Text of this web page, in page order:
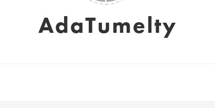
AdaTumelty